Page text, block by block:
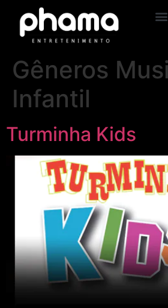
Gêneros
Infantil
Turminha Kids